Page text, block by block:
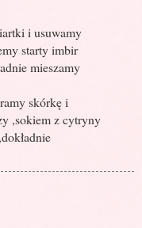
i usuwamy
starty imbir
mieszamy
skórkę i
,sokiem z cytryny